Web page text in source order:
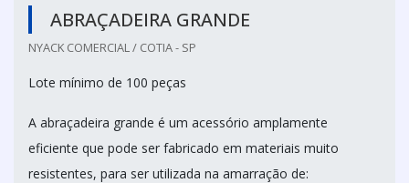
ABRAÇADEIRA GRANDE
NYACK COMERCIAL / COTIA - SP
Lote mínimo de 100 peças
A abraçadeira grande é um acessório amplamente
eficiente que pode ser fabricado em materiais muito
resistentes, para ser utilizada na amarração de: